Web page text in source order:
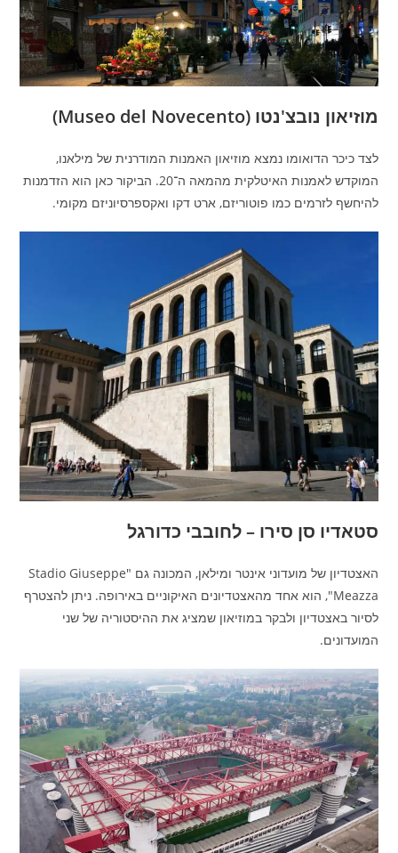
מוזיאון נובצ'נטו (Museo del Novecento)
לצד כיכר הדואומו נמצא מוזיאון האמנות המודרנית של מילאנו,
המוקדש לאמנות האיטלקית מהמאה ה־20. הביקור כאן הוא הזדמנות
להיחשף לזרמים כמו פוטוריזם, ארט דקו ואקספרסיוניזם מקומי.
סטאדיו סן סירו – לחובבי כדורגל
האצטדיון של מועדוני אינטר ומילאן, המכונה גם "Stadio Giuseppe
Meazza", הוא אחד מהאצטדיונים האיקוניים באירופה. ניתן להצטרף
לסיור באצטדיון ולבקר במוזיאון שמציג את ההיסטוריה של שני
המועדונים.